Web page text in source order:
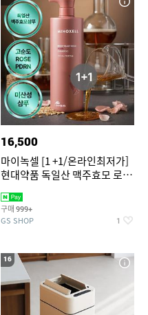
16,500
마이녹셀 [1 +1/온라인최저가]
현대약품 독일산 맥주효모 로즈
1000ml (정가 100,000원)
구매 999+
GS SHOP 1
16